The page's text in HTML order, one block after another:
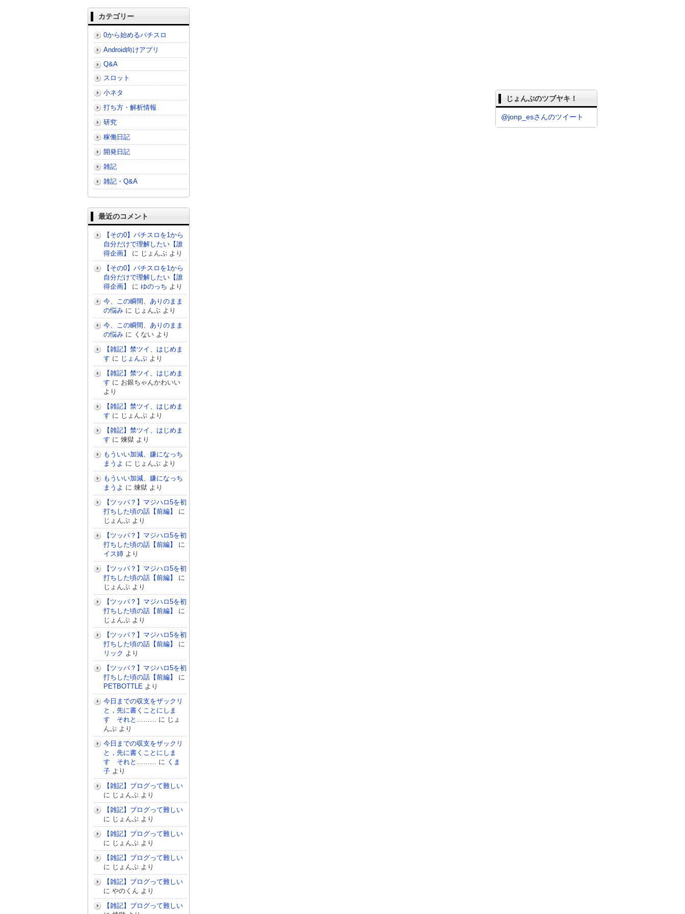
じょんぷのツブヤキ！
@jonp_esさんのツイート
カテゴリー
0から始めるパチスロ
Android向けアプリ
Q&A
スロット
小ネタ
打ち方・解析情報
研究
稼働日記
開発日記
雑記
雑記・Q&A
最近のコメント
【その0】パチスロを1から
自分だけで理解したい【誰
得企画】
に じょんぷ より
【その0】パチスロを1から
自分だけで理解したい【誰
得企画】
に ゆのっち より
今、この瞬間、ありのまま
の悩み に じょんぷ より
今、この瞬間、ありのまま
の悩み に くない より
【雑記】禁ツイ、はじめま
す に じょんぷ より
【雑記】禁ツイ、はじめま
す に お銀ちゃんかわいい
より
【雑記】禁ツイ、はじめま
す に じょんぷ より
【雑記】禁ツイ、はじめま
す に 煉獄 より
もういい加減、嫌になっち
まうよ に じょんぷ より
もういい加減、嫌になっち
まうよ に 煉獄 より
【ツッパ？】マジハロ5を初
打ちした頃の話【前編】
に
じょんぷ より
【ツッパ？】マジハロ5を初
打ちした頃の話【前編】
に
イス姉 より
【ツッパ？】マジハロ5を初
打ちした頃の話【前編】
に
じょんぷ より
【ツッパ？】マジハロ5を初
打ちした頃の話【前編】
に
じょんぷ より
【ツッパ？】マジハロ5を初
打ちした頃の話【前編】
に
リック より
【ツッパ？】マジハロ5を初
打ちした頃の話【前編】
に
PETBOTTLE より
今日までの収支をザックリ
と，先に書くことにしま
す それと……… に じょ
んぷ より
今日までの収支をザックリ
と，先に書くことにしま
す それと……… に くま
子 より
【雑記】ブログって難しい
に じょんぷ より
【雑記】ブログって難しい
に じょんぷ より
【雑記】ブログって難しい
に じょんぷ より
【雑記】ブログって難しい
に じょんぷ より
【雑記】ブログって難しい
に やのくん より
【雑記】ブログって難しい